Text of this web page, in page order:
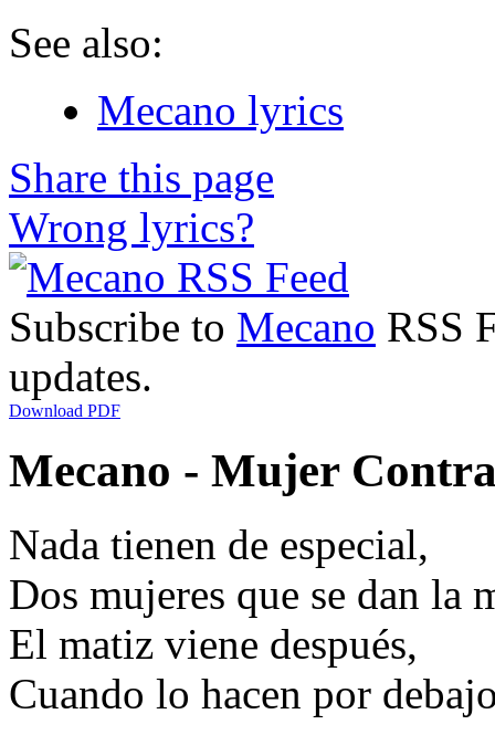
See also:
Mecano lyrics
Share this page
Wrong lyrics?
Subscribe to Mecano RSS
updates.
Download PDF
Mecano - Mujer
Nada tienen de especial,
Dos mujeres que se dan la
El matiz viene después,
Cuando lo hacen por